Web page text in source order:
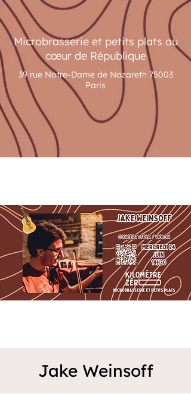
Microbrasserie et petits plats au
cœur de République
39 rue Notre-Dame de Nazareth 75003
Paris
Jake Weinsoff